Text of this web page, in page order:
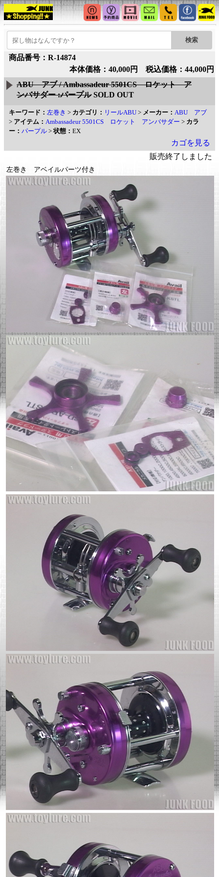
商品番号：R-14874
本体価格：40,000円 税込価格：44,000円
ABU アブ / Ambassadeur 5501CS ロケット ア
ンバサダー :パープルSOLD OUT
キーワード： 左巻き > カテゴリ： リールABU > メーカー： ABU アブ
> アイテム： Ambassadeur 5501CS ロケット アンバサダー > カラ
ー： パープル >状態： EX
カゴを見る
販売終了しました
左巻き アベイルパーツ付き